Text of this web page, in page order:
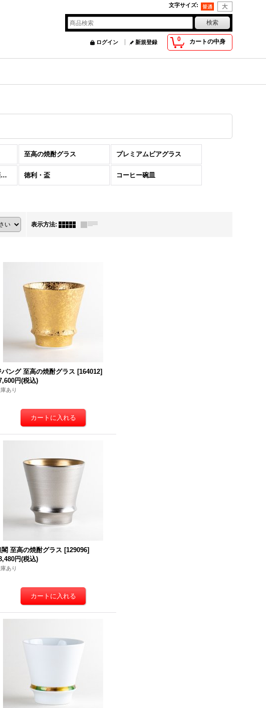
文字サイズ:
0 カートの中身
ログイン 新規登録
至高の焼酎グラス プレミアムビアグラス
SAKE GLASS（日本酒グラス） 徳利・盃 コーヒー碗皿
表示方法:
パング 至高の焼酎グラス [164012]
円(税込)
あり
閣 至高の焼酎グラス [129096]
円(税込)
あり